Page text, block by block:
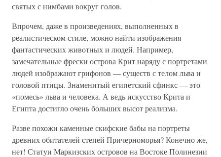
святых с нимбами вокруг голов.
Впрочем, даже в произведениях, выполненных в
реалистическом стиле, можно найти изображения
фантастических животных и людей. Например,
замечательные фрески острова Крит наряду с портретами
людей изображают грифонов — существ с телом льва и
головой птицы. Знаменитый египетский сфинкс — это
«помесь» льва и человека. А ведь искусство Крита и
Египта достигло очень больших высот реализма.
Разве похожи каменные скифские бабы на портреты
древних обитателей степей Причерноморья? Конечно же,
нет! Статуи Маркизских островов на Востоке Полинезии